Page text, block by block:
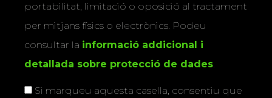
portabilitat, limitació o oposició al tractament
per mitjans físics o electrònics. Podeu
consultar la informació addicional i
detallada sobre protecció de dades.
Si marqueu aquesta casella, consentiu que